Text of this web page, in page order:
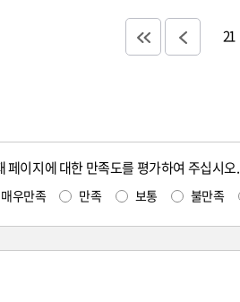
21
페이지에 대한 만족도를 평가하여 주십시오.
매우만족 만족 보통 불만족